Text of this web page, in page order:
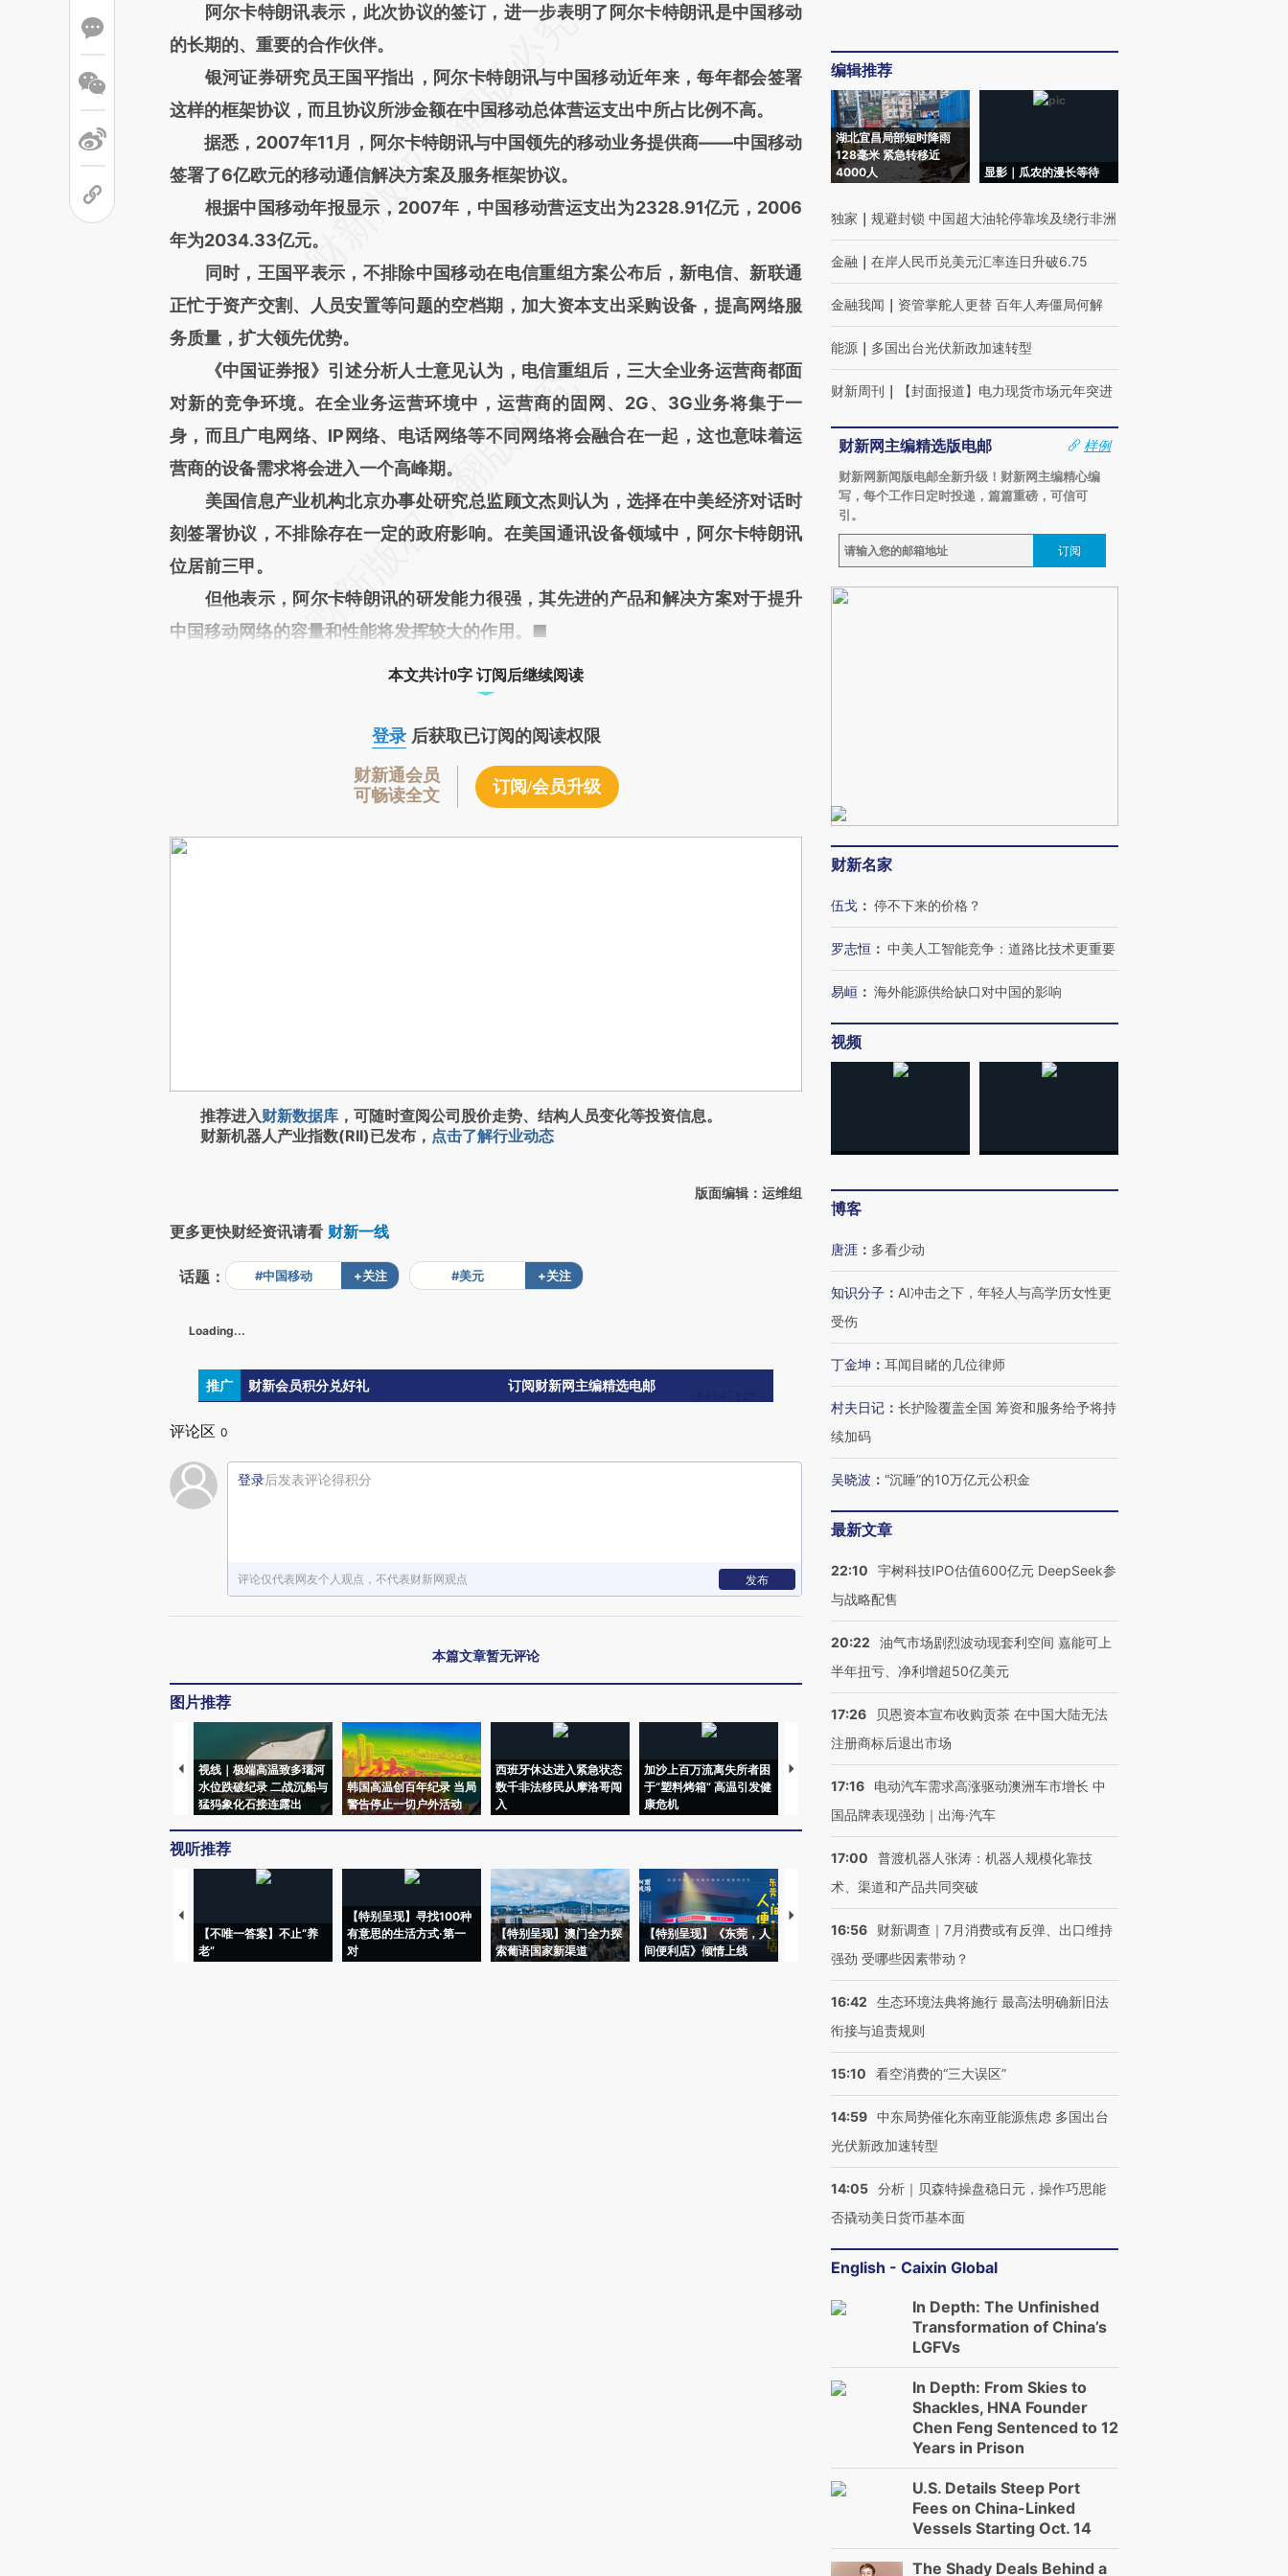
阿尔卡特朗讯表示，此次协议的签订，进一步表明了阿尔卡特朗讯是中国移动
的长期的、重要的合作伙伴。
银河证券研究员王国平指出，阿尔卡特朗讯与中国移动近年来，每年都会签署
这样的框架协议，而且协议所涉金额在中国移动总体营运支出中所占比例不高。
据悉，2007年11月，阿尔卡特朗讯与中国领先的移动业务提供商——中国移动
签署了6亿欧元的移动通信解决方案及服务框架协议。
根据中国移动年报显示，2007年，中国移动营运支出为2328.91亿元，2006
年为2034.33亿元。
同时，王国平表示，不排除中国移动在电信重组方案公布后，新电信、新联通
正忙于资产交割、人员安置等问题的空档期，加大资本支出采购设备，提高网络服
务质量，扩大领先优势。
《中国证券报》引述分析人士意见认为，电信重组后，三大全业务运营商都面
对新的竞争环境。在全业务运营环境中，运营商的固网、2G、3G业务将集于一
身，而且广电网络、IP网络、电话网络等不同网络将会融合在一起，这也意味着运
营商的设备需求将会进入一个高峰期。
美国信息产业机构北京办事处研究总监顾文杰则认为，选择在中美经济对话时
刻签署协议，不排除存在一定的政府影响。在美国通讯设备领域中，阿尔卡特朗讯
位居前三甲。
但他表示，阿尔卡特朗讯的研发能力很强，其先进的产品和解决方案对于提升
中国移动网络的容量和性能将发挥较大的作用。■
本文共计0字 订阅后继续阅读
登录后获取已订阅的阅读权限
财新通会员
可畅读全文
订阅/会员升级
推荐进入财新数据库 ，可随时查阅公司股价走势、结构人员变化等投资信息。
财新机器人产业指数(RII)已发布， 点击了解行业动态
版面编辑：运维组
更多更快财经资讯请看 财新一线
话题： #中国移动 +关注 #美元 +关注
Loading...
推广 财新会员积分兑好礼 订阅财新网主编精选电邮
评论区 0
登录后发表评论得积分
评论仅代表网友个人观点，不代表财新网观点 发布
本篇文章暂无评论
图片推荐
视线｜极端高温致多瑙河
水位跌破纪录 二战沉船与
猛犸象化石接连露出
韩国高温创百年纪录 当局
警告停止一切户外活动
西班牙休达进入紧急状态
数千非法移民从摩洛哥闯
入
加沙上百万流离失所者困
于“塑料烤箱” 高温引发健
康危机
视线｜HYROX的吸金
术：是什么让中产们甘
马航飞行员跨国走私7万
粒摇头丸 尿检体内含3种
视线｜被称为“蟑螂”的印
度Z世代 用街头抗争将教
视听推荐
【不唯一答案】不止“养
老”
【特别呈现】寻找100种
有意思的生活方式·第一
对
【特别呈现】澳门全力探
索葡语国家新渠道
【特别呈现】《东莞，人
间便利店》倾情上线
【推广】走进第四届链博
会，让数智科技“链”接产
有意思的生活方式·第三
对
CFO：不靠规模取胜，华
编辑推荐
湖北宜昌局部短时降雨
128毫米 紧急转移近
4000人
显影｜瓜农的漫长等待
独家 ｜ 规避封锁 中国超大油轮停靠埃及绕行非洲
金融 ｜ 在岸人民币兑美元汇率连日升破6.75
金融我闻 ｜ 资管掌舵人更替 百年人寿僵局何解
能源 ｜ 多国出台光伏新政加速转型
财新周刊 ｜ 【封面报道】电力现货市场元年突进
财新网主编精选版电邮
样例
财新网新闻版电邮全新升级！财新网主编精心编
写，每个工作日定时投递，篇篇重磅，可信可
引。
订阅
财新名家
伍戈 ： 停不下来的价格？
罗志恒 ： 中美人工智能竞争：道路比技术更重要
易峘 ： 海外能源供给缺口对中国的影响
视频
博客
唐涯 ： 多看少动
知识分子 ： AI冲击之下，年轻人与高学历女性更
受伤
丁金坤 ： 耳闻目睹的几位律师
村夫日记 ： 长护险覆盖全国 筹资和服务给予将持
续加码
吴晓波 ： “沉睡”的10万亿元公积金
最新文章
22:10
宇树科技IPO估值600亿元 DeepSeek参
与战略配售
20:22
油气市场剧烈波动现套利空间 嘉能可上
半年扭亏、净利增超50亿美元
17:26
贝恩资本宣布收购贡茶 在中国大陆无法
注册商标后退出市场
17:16
电动汽车需求高涨驱动澳洲车市增长 中
国品牌表现强劲｜出海·汽车
17:00
普渡机器人张涛：机器人规模化靠技
术、渠道和产品共同突破
16:56
财新调查｜7月消费或有反弹、出口维持
强劲 受哪些因素带动？
16:42
生态环境法典将施行 最高法明确新旧法
衔接与追责规则
15:10 看空消费的“三大误区”
14:59 中东局势催化东南亚能源焦虑 多国出台
光伏新政加速转型
14:05 分析｜贝森特操盘稳日元，操作巧思能
否撬动美日货币基本面
English - Caixin Global
In Depth: The Unfinished
Transformation of China’s
LGFVs
In Depth: From Skies to
Shackles, HNA Founder
Chen Feng Sentenced to 12
Years in Prison
U.S. Details Steep Port
Fees on China-Linked
Vessels Starting Oct. 14
The Shady Deals Behind a